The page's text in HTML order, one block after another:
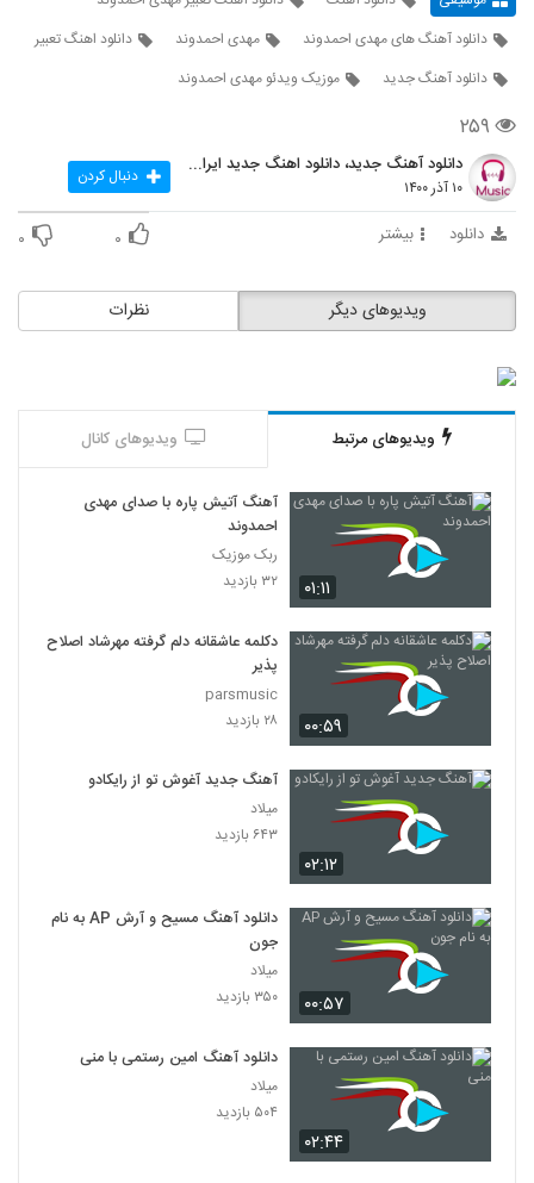
دانلود آهنگ های مهدی احمدوند
مهدی احمدوند
دانلود اهنگ تعبیر
دانلود آهنگ جدید
موزیک ویدئو مهدی احمدوند
۲۵۹
دانلود آهنگ جدید، دانلود اهنگ جدید ایرانی
۱۰ آذر ۱۴۰۰ دنبال کردن
دانلود بیشتر ۰ ۰
نظرات ویدیوهای دیگر
ویدیوهای مرتبط ویدیوهای کانال
۰۱:۱۱
آهنگ آتیش پاره با صدای مهدی
احمدوند
ربک موزیک
۳۲ بازدید
۰۰:۵۹
دکلمه عاشقانه دلم گرفته مهرشاد اصلاح
پذیر
parsmusic
۲۸ بازدید
۰۲:۱۲
آهنگ جدید آغوش تو از رایکادو
میلاد
۶۴۳ بازدید
۰۰:۵۷
دانلود آهنگ مسیح و آرش AP به نام
جون
میلاد
۳۵۰ بازدید
۰۲:۴۴
دانلود آهنگ امین رستمی با منی
میلاد
۵۰۴ بازدید